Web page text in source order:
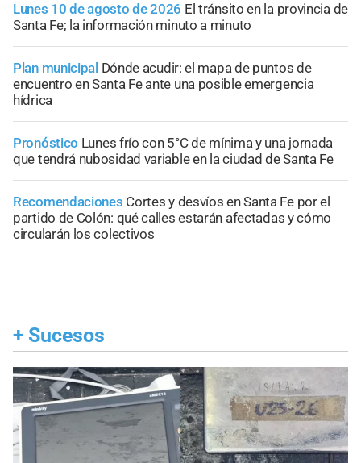
Lunes 10 de agosto de 2026 El tránsito en la provincia de
Santa Fe; la información minuto a minuto
Plan municipal Dónde acudir: el mapa de puntos de
encuentro en Santa Fe ante una posible emergencia
hídrica
Pronóstico Lunes frío con 5°C de mínima y una jornada
que tendrá nubosidad variable en la ciudad de Santa Fe
Recomendaciones Cortes y desvíos en Santa Fe por el
partido de Colón: qué calles estarán afectadas y cómo
circularán los colectivos
+ Sucesos